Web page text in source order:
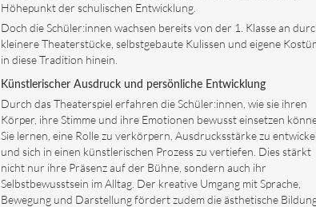
Höhepunkt der schulischen Entwicklung.
Doch die Schüler:innen wachsen bereits von der 1. Klasse an
kleinere Theaterstücke, selbstgebaute Kulissen und eigene
in diese Tradition hinein.
Künstlerischer Ausdruck und persönliche Entwicklung
Durch das Theaterspiel erfahren die Schüler:innen, wie sie ihren
Körper, ihre Stimme und ihre Emotionen bewusst einsetzen
Sie lernen, eine Rolle zu verkörpern, Ausdrucksstärke zu
und sich in einen künstlerischen Prozess zu vertiefen. Dies stärkt
nicht nur ihre Präsenz auf der Bühne, sondern auch ihr
Selbstbewusstsein im Alltag. Der kreative Umgang mit Sprache,
Bewegung und Darstellung fördert zudem die ästhetische